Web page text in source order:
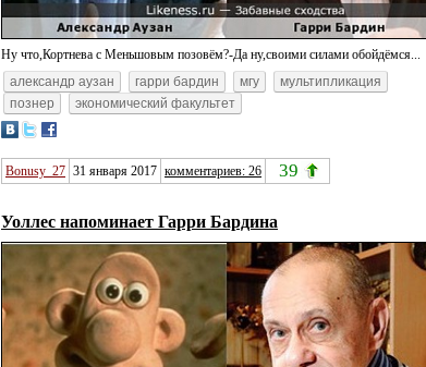
Ну что,Кортнева с Меньшовым позовём?-Да ну,своими силами обойдёмся...
александр аузан
гарри бардин мгу
мультипликация
познер
экономический факультет
Bonusy_27 31 января 2017 комментариев: 26 39
Уоллес напоминает Гарри Бардина